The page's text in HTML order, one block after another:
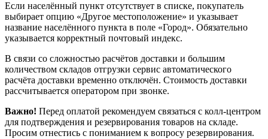
Если населённый пункт отсутствует в списке, покупатель
выбирает опцию «Другое местоположение» и указывает
название населённого пункта в поле «Город». Обязательно
указывается корректный почтовый индекс.
В связи со сложностью расчётов доставки и большим
количеством складов отгрузки сервис автоматического
расчёта доставки временно отключён. Стоимость доставки
рассчитывается оператором при звонке.
Важно! Перед оплатой рекомендуем связаться с колл‑центром
для подтверждения и резервирования товаров на складе.
Просим отнестись с пониманием к вопросу резервирования.